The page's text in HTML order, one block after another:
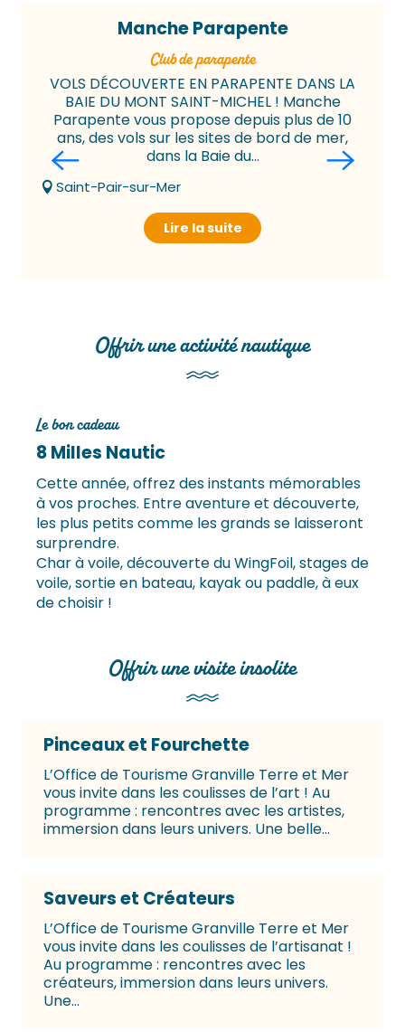
Manche Parapente
club de parapente
VOLS DÉCOUVERTE EN PARAPENTE DANS LA
BAIE DU MONT SAINT-MICHEL ! Manche
Parapente vous propose depuis plus de 10
ans, des vols sur les sites de bord de mer,
dans la Baie du...
Saint-Pair-sur-Mer
Lire la suite
Offrir une activité nautique
Le bon cadeau
8 Milles Nautic
Cette année, offrez des instants mémorables
à vos proches. Entre aventure et découverte,
les plus petits comme les grands se laisseront
surprendre.
Char à voile, découverte du WingFoil, stages de
voile, sortie en bateau, kayak ou paddle, à eux
de choisir !
Offrir une visite insolite
Pinceaux et Fourchette
L’Office de Tourisme Granville Terre et Mer
vous invite dans les coulisses de l’art ! Au
programme : rencontres avec les artistes,
immersion dans leurs univers. Une belle...
Saveurs et Créateurs
L’Office de Tourisme Granville Terre et Mer
vous invite dans les coulisses de l’artisanat !
Au programme : rencontres avec les
créateurs, immersion dans leurs univers.
Une...